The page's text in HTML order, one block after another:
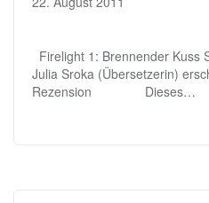
Firelight 1: Brennender Kuss
Julia Sroka (Übersetzerin)
Rezension Dieses…